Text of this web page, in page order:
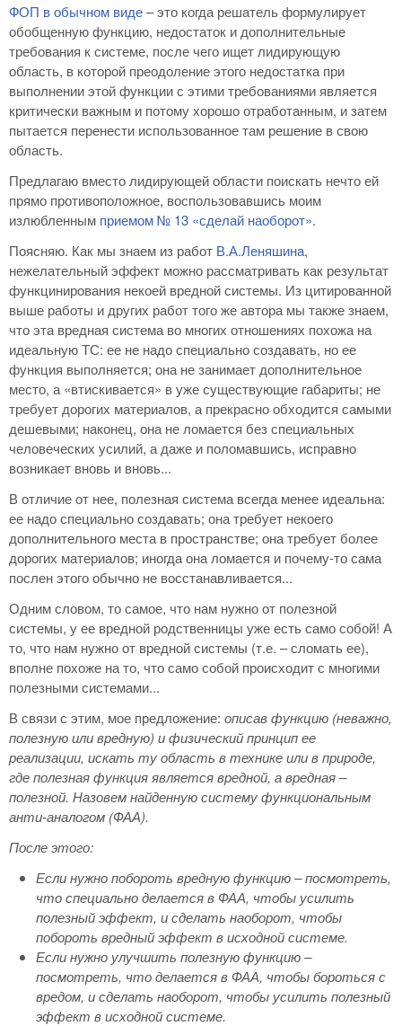
ФОП в обычном виде– это когда решатель формулирует
обобщенную функцию, недостаток и дополнительные
требования к системе, после чего ищет лидирующую
область, в которой преодоление этого недостатка при
выполнении этой функции с этими требованиями является
критически важным и потому хорошо отработанным, и затем
пытается перенести использованное там решение в свою
область.
Предлагаю вместо лидирующей области поискать нечто ей
прямо противоположное, воспользовавшись моим
излюбленным приемом № 13 «сделай наоборот».
Поясняю. Как мы знаем из работ В.А.Леняшина,
нежелательный эффект можно рассматривать как результат
функцинирования некоей вредной системы. Из цитированной
выше работы и других работ того же автора мы также знаем,
что эта вредная система во многих отношениях похожа на
идеальную ТС: ее не надо специально создавать, но ее
функция выполняется; она не занимает дополнительное
место, а «втискивается» в уже существующие габариты; не
требует дорогих материалов, а прекрасно обходится самыми
дешевыми; наконец, она не ломается без специальных
человеческих усилий, а даже и поломавшись, исправно
возникает вновь и вновь...
В отличие от нее, полезная система всегда менее идеальна:
ее надо специально создавать; она требует некоего
дополнительного места в пространстве; она требует более
дорогих материалов; иногда она ломается и почему-то сама
послен этого обычно не восстанавливается...
Одним словом, то самое, что нам нужно от полезной
системы, у ее вредной родственницы уже есть само собой! А
то, что нам нужно от вредной системы (т.е. – сломать ее),
вполне похоже на то, что само собой происходит с многими
полезными системами...
В связи с этим, мое предложение: описав функцию (неважно,
полезную или вредную) и физический принцип ее
реализации, искать ту область в технике или в природе,
где полезная функция является вредной, а вредная –
полезной. Назовем найденную систему функциональным
анти-аналогом (ФАА).
После этого:
Если нужно побороть вредную функцию – посмотреть,
что специально делается в ФАА, чтобы усилить
полезный эффект, и сделать наоборот, чтобы
побороть вредный эффект в исходной системе.
Если нужно улучшить полезную функцию –
посмотреть, что делается в ФАА, чтобы бороться с
вредом, и сделать наоборот, чтобы усилить полезный
эффект в исходной системе.